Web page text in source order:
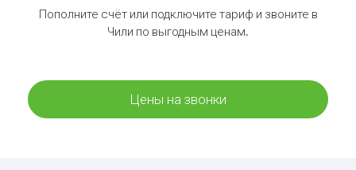
Пополните счёт или подключите тариф и звоните в
Чили по выгодным ценам.
Цены на звонки